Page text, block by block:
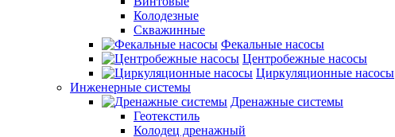
Колодезные
Скважинные
Фекальные насосы
Центробежные насосы
Циркуляционные насосы
Инженерные системы
Дренажные системы
Геотекстиль
Колодец дренажный